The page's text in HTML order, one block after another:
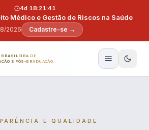
Médico e Gestão de Riscos na Saúde
2026
4d 18:21:41
Cadastre-se →
BRASILEIRA DE
E PÓS-GRADUAÇÃO
E QUALIDADE